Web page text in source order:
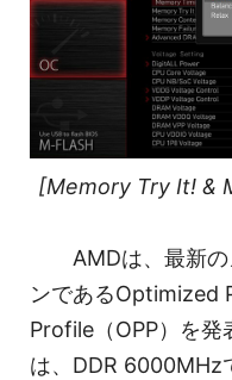
[Memory Try It! &
AMDは、最新
ンであるOptimized
Profile（OPP）を発
は、DDR 6000MHz